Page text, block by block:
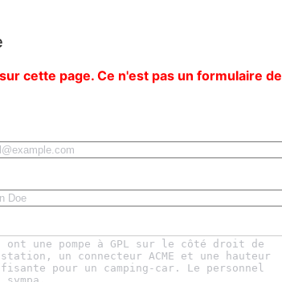
cette page. Ce n'est pas un formulaire de